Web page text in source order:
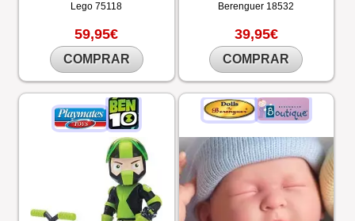
Lego75118
59,95€
COMPRAR
Berenguer 18532
39,95€
COMPRAR